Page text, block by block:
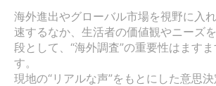
海外進出やグローバル市場を視野に入
速するなか、生活者の価値観やニーズ
段として、“海外調査”の重要性はます
す。
現地の“リアルな声”をもとにした意思